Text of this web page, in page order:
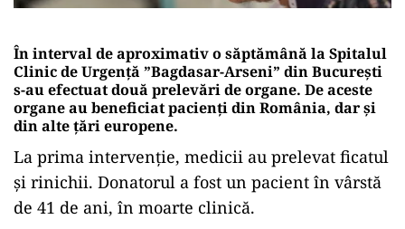
În interval de aproximativ o săptămână la Spitalul
Clinic de Urgență ”Bagdasar-Arseni” din București
s-au efectuat două prelevări de organe. De aceste
organe au beneficiat pacienți din România, dar și
din alte țări europene.
La prima intervenție, medicii au prelevat ficatul
și rinichii. Donatorul a fost un pacient în vârstă
de 41 de ani, în moarte clinică.